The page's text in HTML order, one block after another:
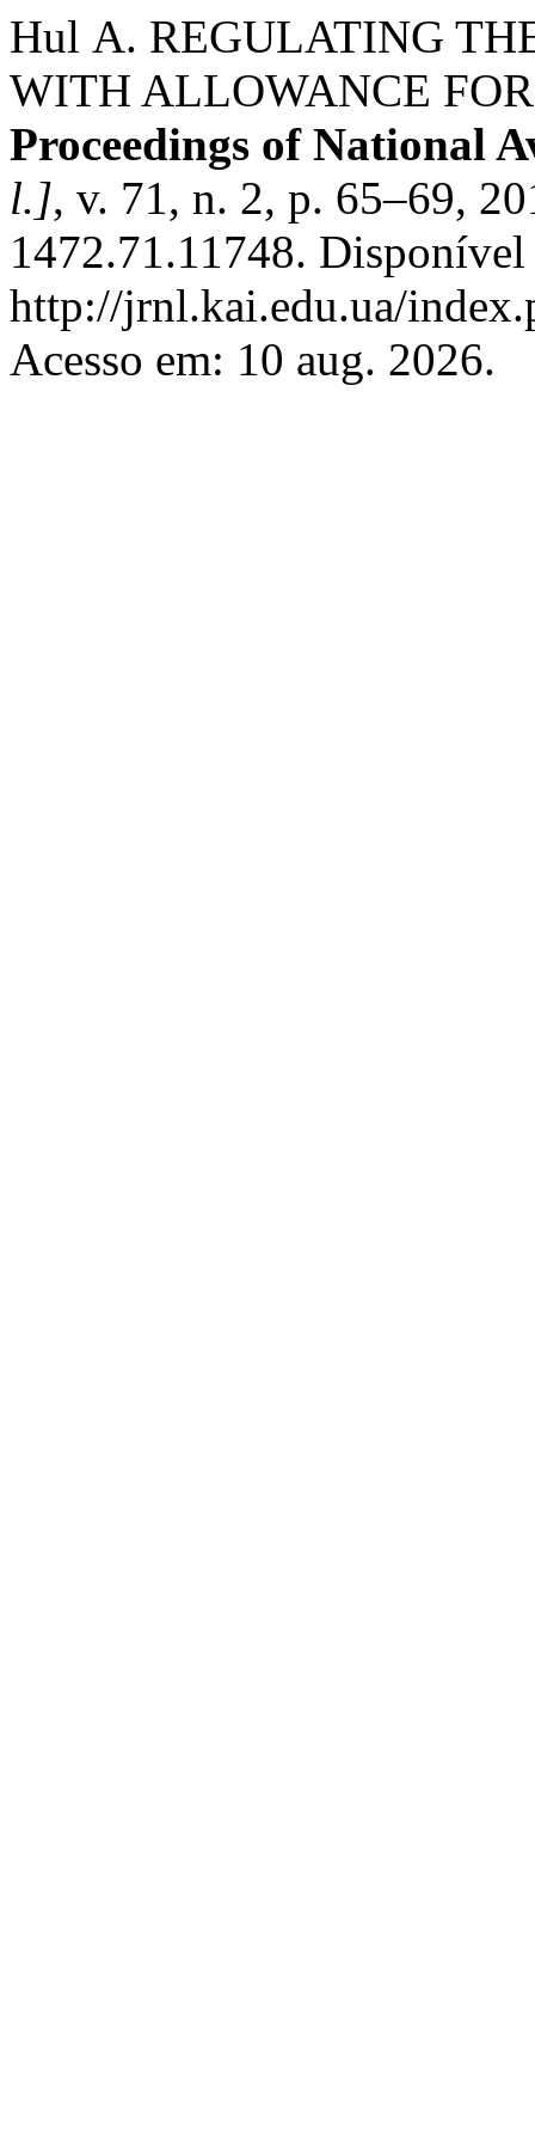
Hul А. REGULATING
WITH ALLOWANCE
Proceedings of National
l.], v. 71, n. 2, p. 65–69,
1472.71.11748. Disponível
http://jrnl.kai.edu.ua/
Acesso em: 10 aug. 2026.